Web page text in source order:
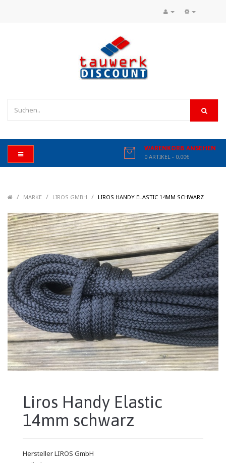
WARENKORB ANSEHEN
0 ARTIKEL - 0,00€
/ MARKE / LIROS GMBH / LIROS HANDY ELASTIC 14MM SCHWARZ
Liros Handy Elastic
14mm schwarz
HerstellerLIROS GmbH